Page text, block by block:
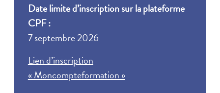
Date limite d’inscription sur la plateforme
CPF :
7 septembre 2026
Lien d’inscription
« Moncompteformation »